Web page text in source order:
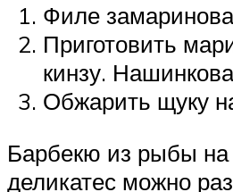
Филе
Приготовить
кинзу.
Обжарить щуку
Барбекю из рыбы на
деликатес можно